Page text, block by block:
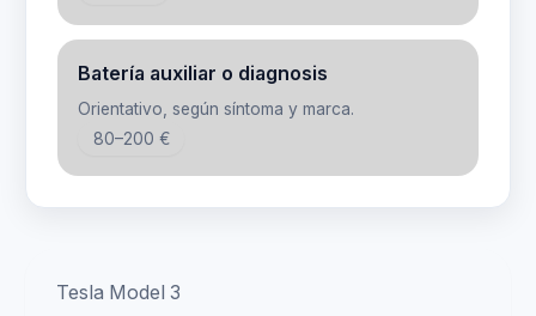
Batería auxiliar o diagnosis
Orientativo, según síntoma y marca.
80–200 €
Tesla Model 3